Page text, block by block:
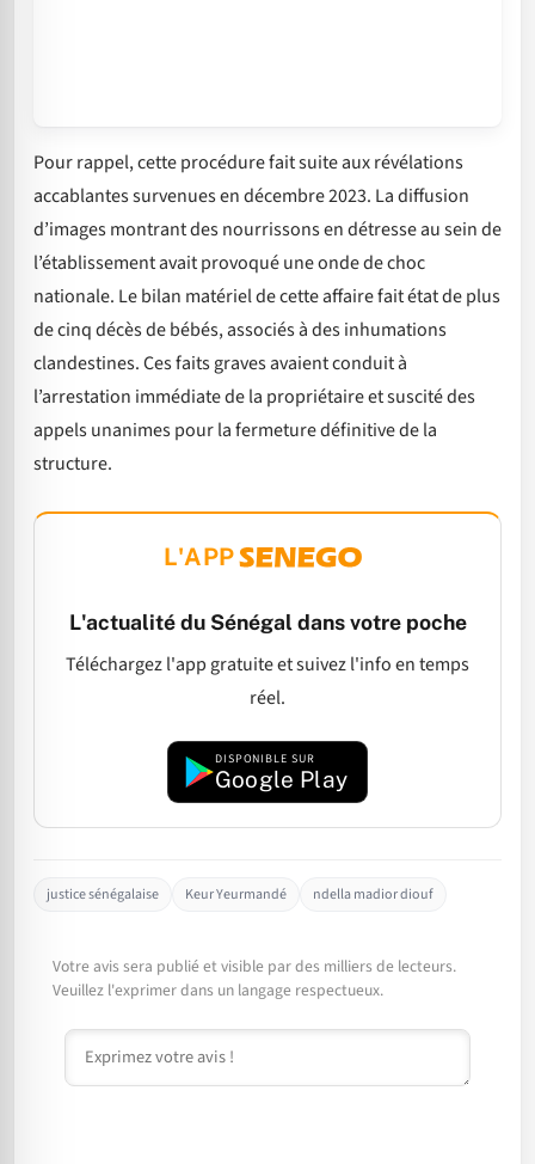
Pour rappel, cette procédure fait suite aux révélations
accablantes survenues en décembre 2023. La diffusion
d’images montrant des nourrissons en détresse au sein de
l’établissement avait provoqué une onde de choc
nationale. Le bilan matériel de cette affaire fait état de plus
de cinq décès de bébés, associés à des inhumations
clandestines. Ces faits graves avaient conduit à
l’arrestation immédiate de la propriétaire et suscité des
appels unanimes pour la fermeture définitive de la
structure.
L'APP
L'actualité du Sénégal dans votre poche
Téléchargez l'app gratuite et suivez l'info en temps
réel.
DISPONIBLE SUR
Google Play
justice sénégalaise Keur Yeurmandé ndella madior diouf
Votre avis sera publié et visible par des milliers de lecteurs.
Veuillez l'exprimer dans un langage respectueux.
Commentaire